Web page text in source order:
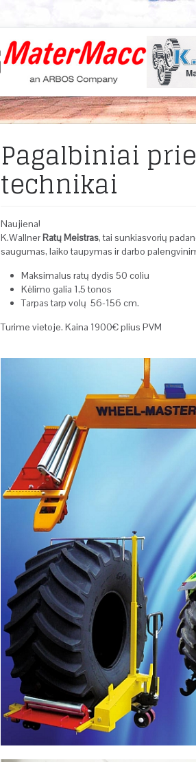
Pagalbiniai
technikai
Naujiena!
K.WallnerRatų Meistras, tai sunkiasvorių
saugumas, laiko taupymas ir darbo
Maksimalus ratų dydis 50 coliu
Kėlimo galia 1,5 tonos
Tarpas tarp volų 56-156 cm.
Turime vietoje. Kaina 1900€ plius PVM